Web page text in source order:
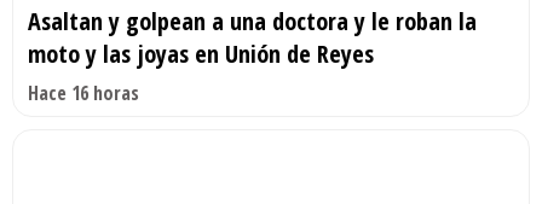
Asaltan y golpean a una doctora y le roban la
moto y las joyas en Unión de Reyes
Hace 16 horas